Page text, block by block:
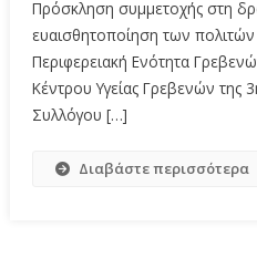
Πρόσκληση συμμετοχής στη
ευαισθητοποίηση των πολιτών
Περιφερειακή Ενότητα
Κέντρου Υγείας Γρεβενών της
Συλλόγου […]
Διαβάστε περισσότερα